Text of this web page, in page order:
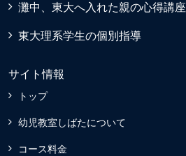
灘中、東大へ入れた親の心得講座
東大理系学生の個別指導
サイト情報
トップ
幼児教室しばたについて
コース料金